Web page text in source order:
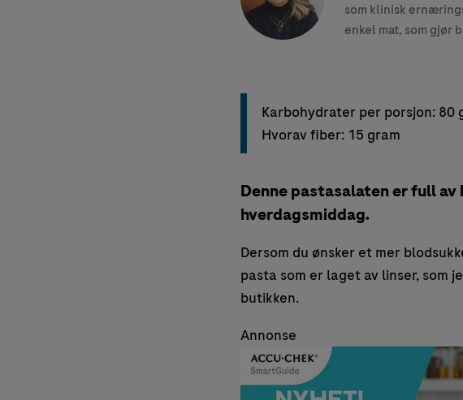
som klinisk
enkel mat, som gjør
Karbohydrater per porsjon: 80
Hvorav fiber: 15 gram
Denne pastasalaten er full
hverdagsmiddag.
Dersom du ønsker et mer
pasta som er laget av linser, som
butikken.
Annonse